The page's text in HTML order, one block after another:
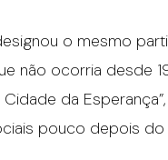
o mesmo
não ocorria desde
da
pouco depois